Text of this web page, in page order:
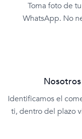
Toma foto de
WhatsApp. No
Identificamos el
ti, dentro del plazo